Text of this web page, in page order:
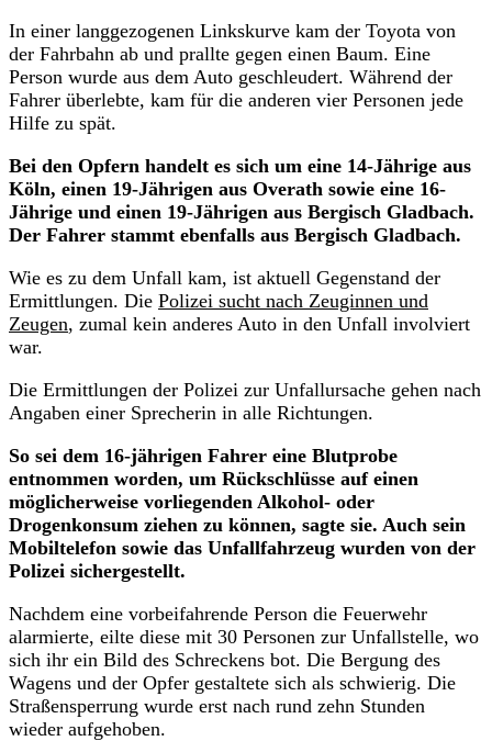
In einer langgezogenen Linkskurve kam der Toyota von
der Fahrbahn ab und prallte gegen einen Baum. Eine
Person wurde aus dem Auto geschleudert. Während der
Fahrer überlebte, kam für die anderen vier Personen jede
Hilfe zu spät.
Bei den Opfern handelt es sich um eine 14-Jährige aus
Köln, einen 19-Jährigen aus Overath sowie eine 16-
Jährige und einen 19-Jährigen aus Bergisch Gladbach.
Der Fahrer stammt ebenfalls aus Bergisch Gladbach.
Wie es zu dem Unfall kam, ist aktuell Gegenstand der
Ermittlungen. Die Polizei sucht nach Zeuginnen und
Zeugen, zumal kein anderes Auto in den Unfall involviert
war.
Die Ermittlungen der Polizei zur Unfallursache gehen nach
Angaben einer Sprecherin in alle Richtungen.
So sei dem 16-jährigen Fahrer eine Blutprobe
entnommen worden, um Rückschlüsse auf einen
möglicherweise vorliegenden Alkohol- oder
Drogenkonsum ziehen zu können, sagte sie. Auch sein
Mobiltelefon sowie das Unfallfahrzeug wurden von der
Polizei sichergestellt.
Nachdem eine vorbeifahrende Person die Feuerwehr
alarmierte, eilte diese mit 30 Personen zur Unfallstelle, wo
sich ihr ein Bild des Schreckens bot. Die Bergung des
Wagens und der Opfer gestaltete sich als schwierig. Die
Straßensperrung wurde erst nach rund zehn Stunden
wieder aufgehoben.